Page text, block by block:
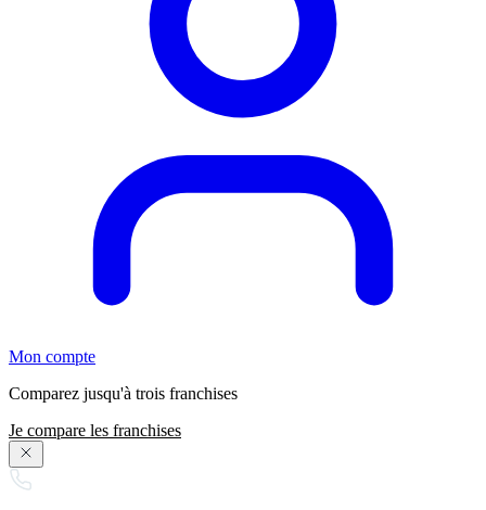
Mon compte
Comparez jusqu'à trois franchises
Je compare les franchises